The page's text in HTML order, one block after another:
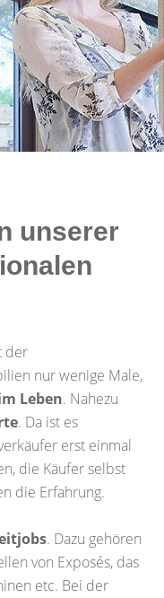
unserer
der
nur wenige Male,
Leben. Nahezu
. Da ist es
erst einmal
die Käufer selbst
die Erfahrung.
. Dazu gehören
von Exposés, das
etc. Bei der